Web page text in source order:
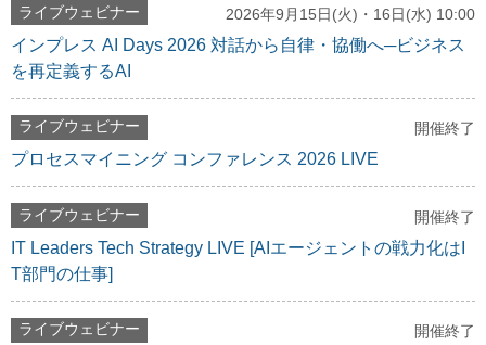
ライブウェビナー 2026年9月15日(火)・16日(水) 10:00
インプレス AI Days 2026 対話から自律・協働へ─ビジネス
を再定義するAI
ライブウェビナー 開催終了
プロセスマイニング コンファレンス 2026 LIVE
ライブウェビナー 開催終了
IT Leaders Tech Strategy LIVE [AIエージェントの戦力化はI
T部門の仕事]
ライブウェビナー 開催終了